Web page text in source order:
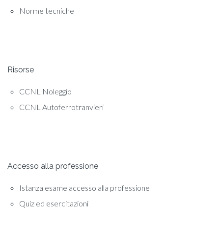
Norme tecniche
Risorse
CCNL Noleggio
CCNL Autoferrotranvieri
Accesso alla professione
Istanza esame accesso alla professione
Quiz ed esercitazioni